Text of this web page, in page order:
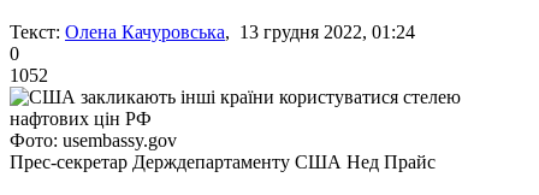
Текст: Олена Качуровська, 13 грудня 2022, 01:24
0
1052
Фото: usembassy.gov
Прес-секретар Держдепартаменту США Нед Прайс